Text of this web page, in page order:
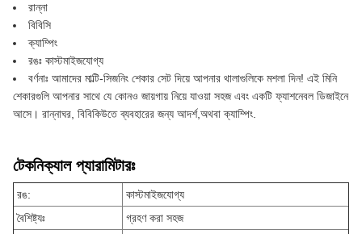
রান্না
বিবিসি
ক্যাম্পিং
রঙঃ কাস্টমাইজযোগ্য
বর্ণনাঃ আমাদের মাল্টি-সিজনিং শেকার সেট দিয়ে আপনার থালাগুলিকে মশলা দিন! এই মিনি
শেকারগুলি আপনার সাথে যে কোনও জায়গায় নিয়ে যাওয়া সহজ এবং একটি ফ্যাশনেবল ডিজাইনে
আসে। রান্নাঘর, বিবিকিউতে ব্যবহারের জন্য আদর্শ,অথবা ক্যাম্পিং.
টেকনিক্যাল প্যারামিটারঃ
রঙ:
কাস্টমাইজযোগ্য
বৈশিষ্ট্যঃ
গ্রহণ করা সহজ